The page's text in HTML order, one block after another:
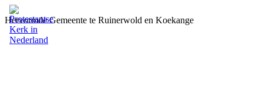
Hervormde Gemeente te Ruinerwold en Koekange